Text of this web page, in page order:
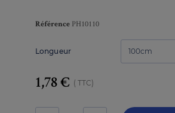
Référence PH10110
Longueur
1,78 € TTC